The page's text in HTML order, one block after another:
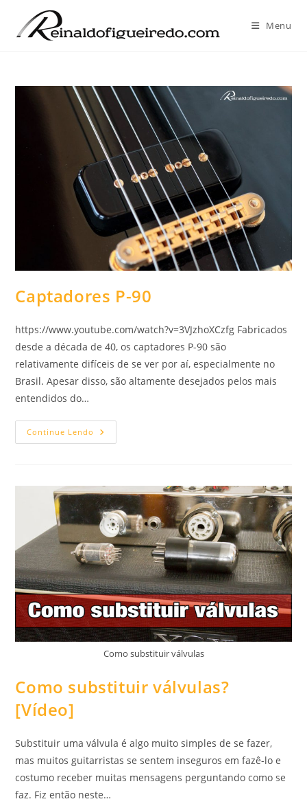
Menu
Captadores P-90
https://www.youtube.com/watch?v=3VJzhoXCzfg Fabricados
desde a década de 40, os captadores P-90 são
relativamente difíceis de se ver por aí, especialmente no
Brasil. Apesar disso, são altamente desejados pelos mais
entendidos do…
Continue Lendo Captadores
P-
Como substituir válvulas
Como substituir válvulas?
[Vídeo]
Substituir uma válvula é algo muito simples de se fazer,
mas muitos guitarristas se sentem inseguros em fazê-lo e
costumo receber muitas mensagens perguntando como se
faz. Fiz então neste…